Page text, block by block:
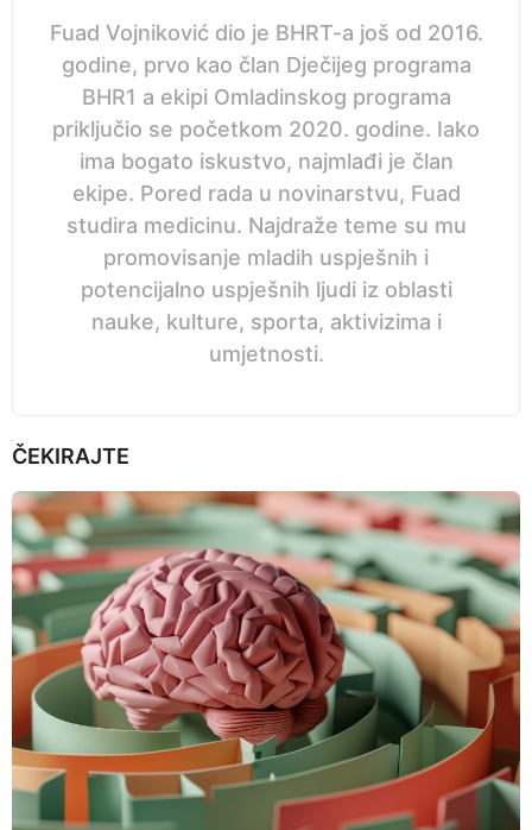
Fuad Vojniković dio je BHRT-a još od 2016.
godine, prvo kao član Dječijeg programa
BHR1 a ekipi Omladinskog programa
priključio se početkom 2020. godine. Iako
ima bogato iskustvo, najmlađi je član
ekipe. Pored rada u novinarstvu, Fuad
studira medicinu. Najdraže teme su mu
promovisanje mladih uspješnih i
potencijalno uspješnih ljudi iz oblasti
nauke, kulture, sporta, aktivizima i
umjetnosti.
ČEKIRAJTE